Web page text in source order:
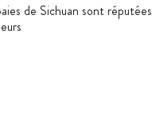
de Sichuan sont réputées